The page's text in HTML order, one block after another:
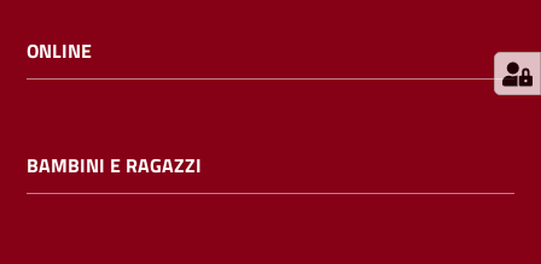
i
ONLINE
BAMBINI E RAGAZZI